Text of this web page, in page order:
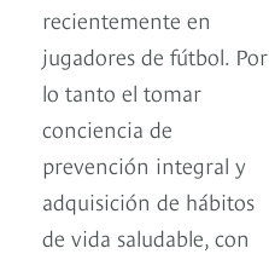
recientemente en
jugadores de fútbol. Por
lo tanto el tomar
conciencia de
prevención integral y
adquisición de hábitos
de vida saludable, con